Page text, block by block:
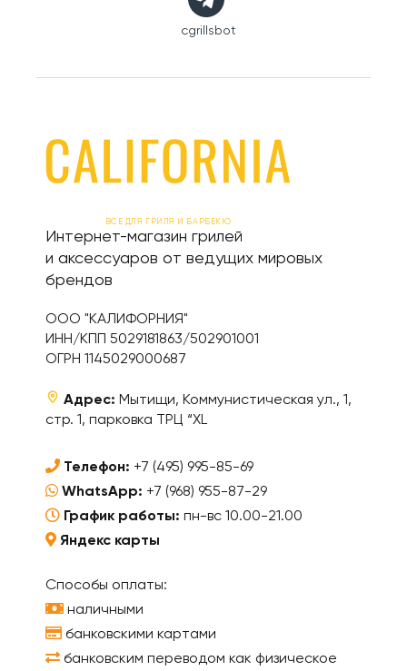
cgrillsbot
ВСЕ ДЛЯ ГРИЛЯ И БАРБЕКЮ
Интернет-магазин грилей
и аксессуаров от ведущих мировых
брендов
ООО "КАЛИФОРНИЯ"
ИНН/КПП 5029181863/502901001
ОГРН 1145029000687
Адрес: Мытищи, Коммунистическая ул., 1,
стр. 1, парковка ТРЦ “XL
Телефон: +7 (495) 995-85-69
WhatsApp: +7 (968) 955-87-29
График работы: пн-вс 10.00-21.00
Яндекс карты
Способы оплаты:
наличными
банковскими картами
банковским переводом как физическое